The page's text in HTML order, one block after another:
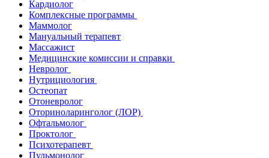
Кардиолог
Комплексные программы
Маммолог
Мануальный терапевт
Массажист
Медицинские комиссии и справки
Невролог
Нутрициология
Остеопат
Отоневролог
Оториноларинголог (ЛОР)
Офтальмолог
Проктолог
Психотерапевт
Пульмонолог